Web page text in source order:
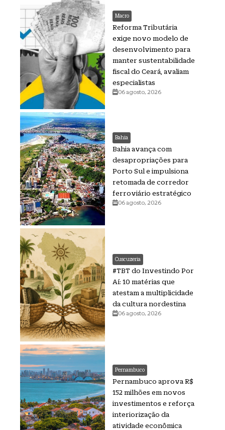
Macro
Reforma Tributária
exige novo modelo de
desenvolvimento para
manter sustentabilidade
fiscal do Ceará, avaliam
especialistas
06 agosto, 2026
Bahia
Bahia avança com
desapropriações para
Porto Sul e impulsiona
retomada de corredor
ferroviário estratégico
06 agosto, 2026
Cuscuzeria
#TBT do Investindo Por
Aí: 10 matérias que
atestam a multiplicidade
da cultura nordestina
06 agosto, 2026
Pernambuco
Pernambuco aprova R$
152 milhões em novos
investimentos e reforça
interiorização da
atividade econômica